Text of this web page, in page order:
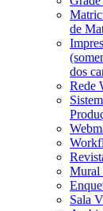
de
dos
Rede
Mural
Sala